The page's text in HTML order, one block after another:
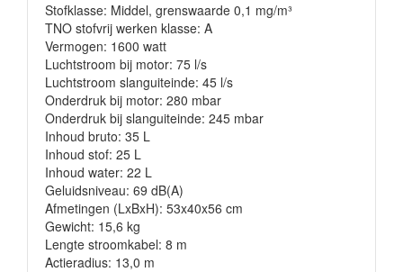
Stofklasse: Middel, grenswaarde 0,1 mg/m³
TNO stofvrij werken klasse: A
Vermogen: 1600 watt
Luchtstroom bij motor: 75 l/s
Luchtstroom slanguiteinde: 45 l/s
Onderdruk bij motor: 280 mbar
Onderdruk bij slanguiteinde: 245 mbar
Inhoud bruto: 35 L
Inhoud stof: 25 L
Inhoud water: 22 L
Geluidsniveau: 69 dB(A)
Afmetingen (LxBxH): 53x40x56 cm
Gewicht: 15,6 kg
Lengte stroomkabel: 8 m
Actieradius: 13,0 m